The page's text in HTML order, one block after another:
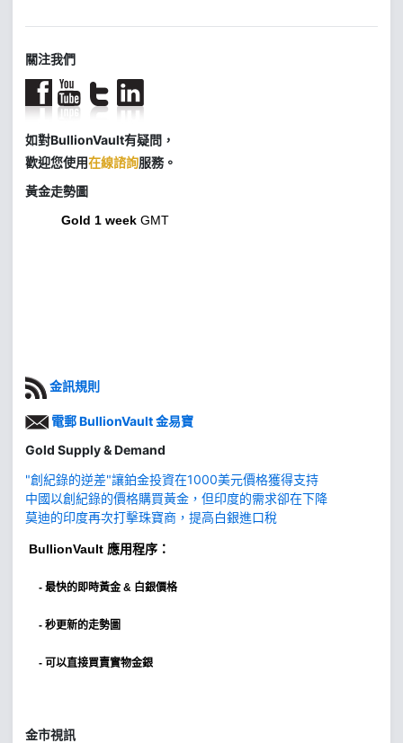
關注我們
如對BullionVault有疑問，
歡迎您使用在線諮詢服務。
黃金走勢圖
Gold 1 week GMT
金訊規則
電郵 BullionVault 金易寶
Gold Supply & Demand
"創紀錄的逆差"讓鉑金投資在1000美元價格獲得支持
中國以創紀錄的價格購買黃金，但印度的需求卻在下降
莫迪的印度再次打擊珠寶商，提高白銀進口稅
BullionVault 應用程序：
- 最快的即時黃金 & 白銀價格
- 秒更新的走勢圖
- 可以直接買賣實物金銀
金市視訊